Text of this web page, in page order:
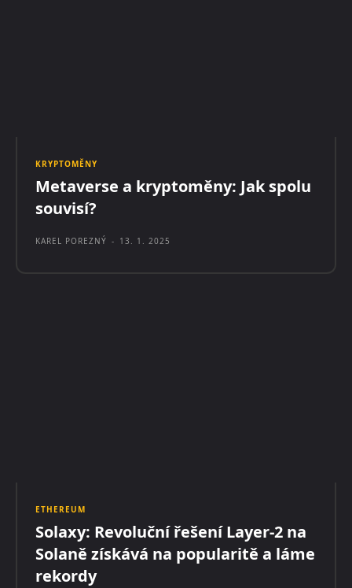
KRYPTOMĚNY
Metaverse a kryptoměny: Jak spolu
souvisí?
KAREL POREZNÝ - 13. 1. 2025
ETHEREUM
Solaxy: Revoluční řešení Layer-2 na
Solaně získává na popularitě a láme
rekordy